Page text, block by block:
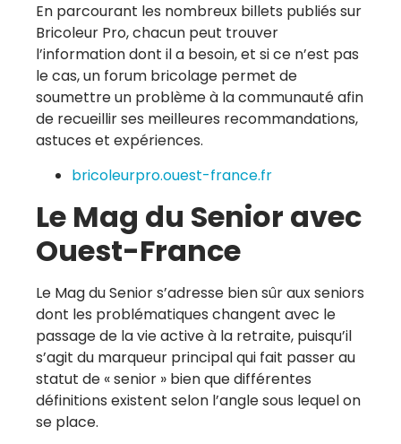
En parcourant les nombreux billets publiés sur
Bricoleur Pro, chacun peut trouver
l’information dont il a besoin, et si ce n’est pas
le cas, un forum bricolage permet de
soumettre un problème à la communauté afin
de recueillir ses meilleures recommandations,
astuces et expériences.
bricoleurpro.ouest-france.fr
Le Mag du Senior avec
Ouest-France
Le Mag du Senior s’adresse bien sûr aux seniors
dont les problématiques changent avec le
passage de la vie active à la retraite, puisqu’il
s’agit du marqueur principal qui fait passer au
statut de « senior » bien que différentes
définitions existent selon l’angle sous lequel on
se place.